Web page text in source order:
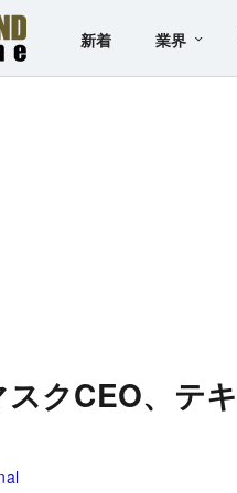
新着 業界
スクCEO、テ